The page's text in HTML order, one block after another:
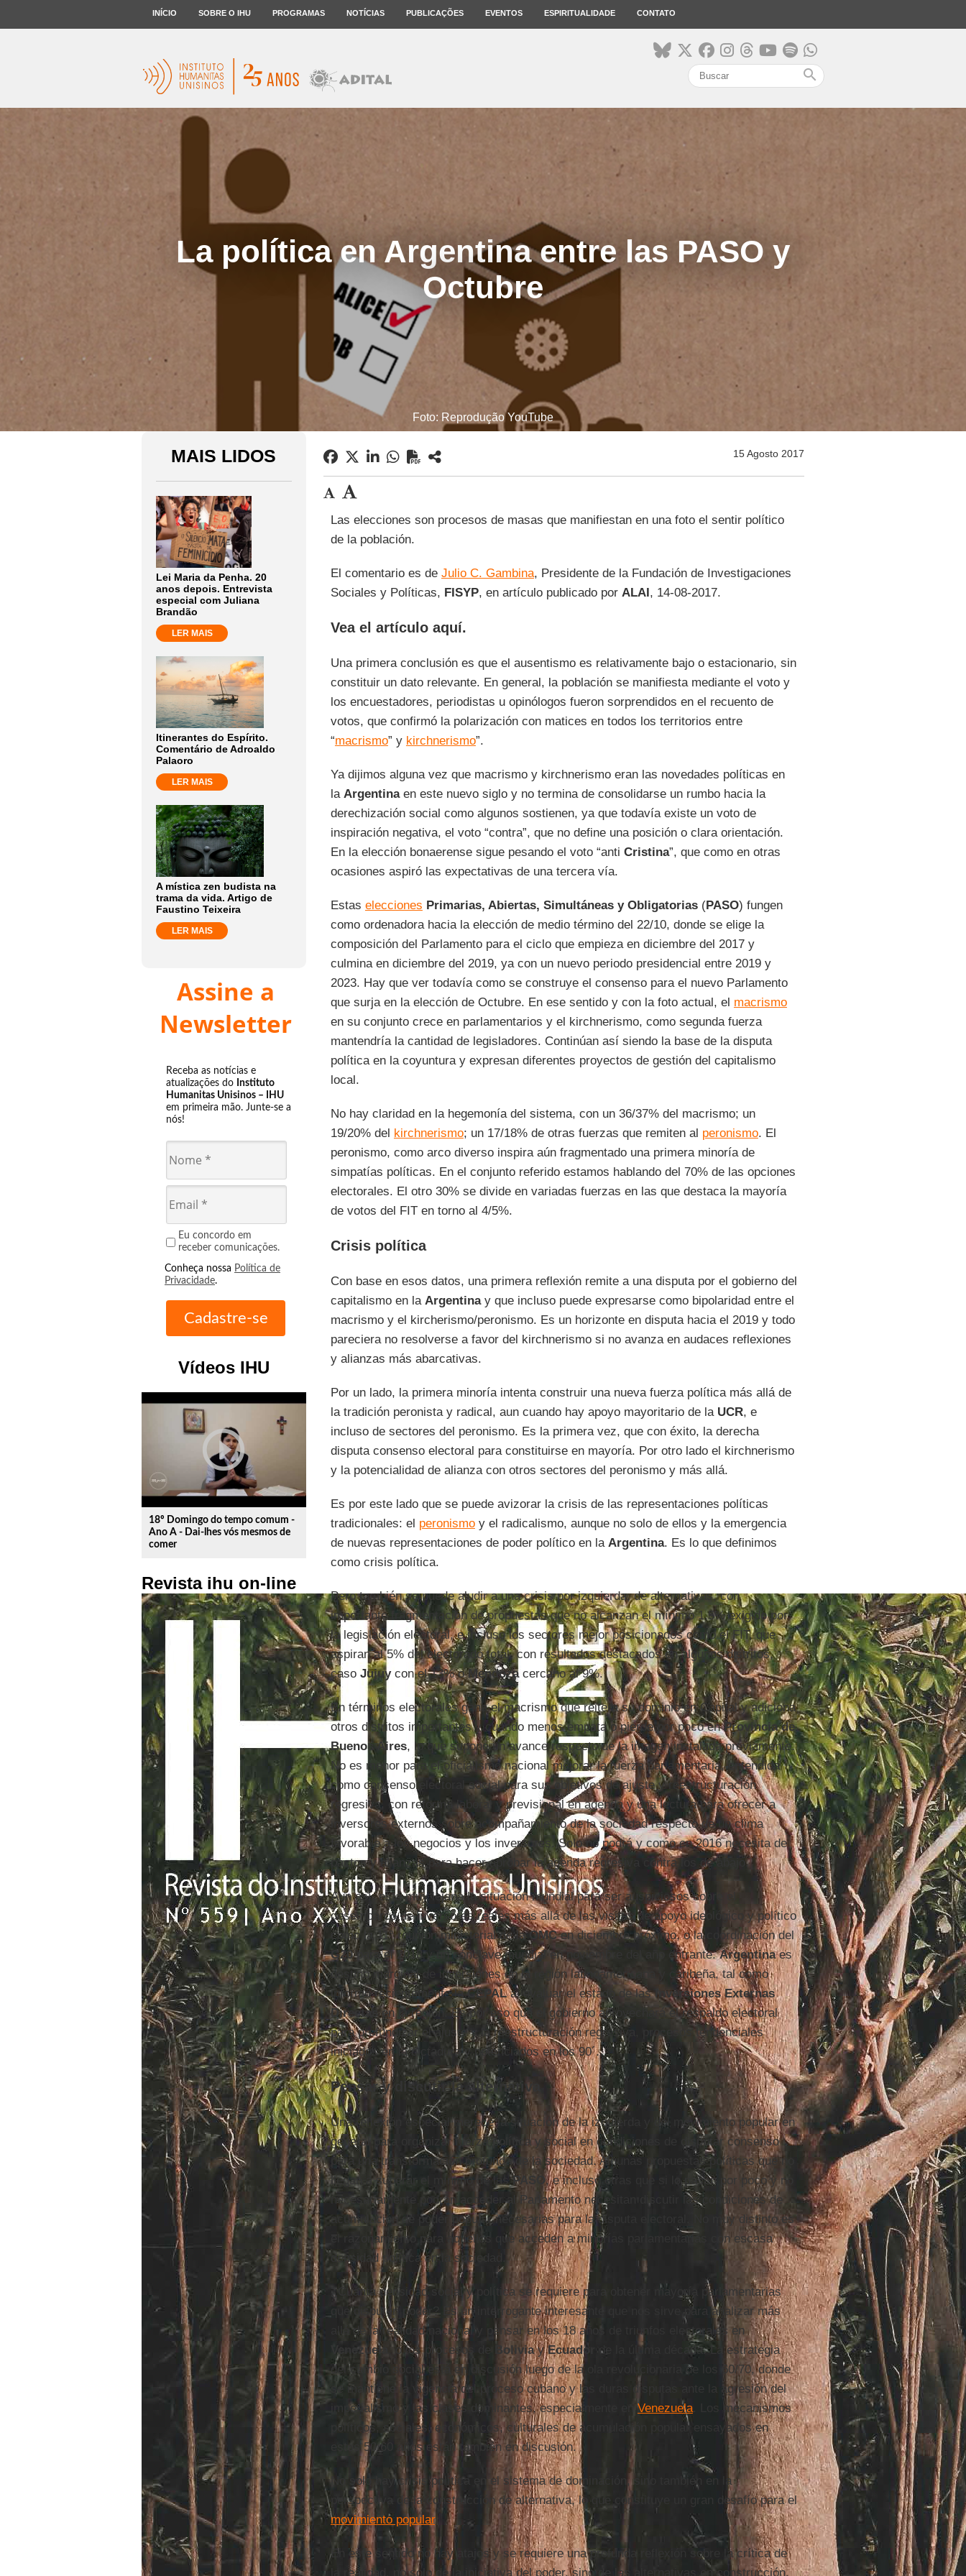
INÍCIO SOBRE O IHU PROGRAMAS NOTÍCIAS PUBLICAÇÕES EVENTOS ESPIRITUALIDADE CONTATO
search
La política en Argentina entre las PASO y
Octubre
Foto: Reprodução YouTube
MAIS LIDOS
Lei Maria da Penha. 20
anos depois. Entrevista
especial com Juliana
Brandão
LER MAIS
Itinerantes do Espírito.
Comentário de Adroaldo
Palaoro
LER MAIS
A mística zen budista na
trama da vida. Artigo de
Faustino Teixeira
LER MAIS
Assine a
Newsletter
Receba as notícias e
atualizações do Instituto
Humanitas Unisinos – IHU
em primeira mão. Junte-se a
nós!
Eu concordo em
receber comunicações.
Conheça nossa Política de
Privacidade.
Vídeos IHU
play_circle_outline
18º Domingo do tempo comum -
Ano A - Dai-lhes vós mesmos de
comer
Revista ihu on-line
15 Agosto 2017
Las elecciones son procesos de masas que manifiestan en una foto el sentir político
de la población.
El comentario es de Julio C. Gambina, Presidente de la Fundación de Investigaciones
Sociales y Políticas, FISYP, en artículo publicado por ALAI, 14-08-2017.
Vea el artículo aquí.
Una primera conclusión es que el ausentismo es relativamente bajo o estacionario, sin
constituir un dato relevante. En general, la población se manifiesta mediante el voto y
los encuestadores, periodistas u opinólogos fueron sorprendidos en el recuento de
votos, que confirmó la polarización con matices en todos los territorios entre
“macrismo” y kirchnerismo”.
Ya dijimos alguna vez que macrismo y kirchnerismo eran las novedades políticas en
la Argentinaen este nuevo siglo y no termina de consolidarse un rumbo hacia la
derechización social como algunos sostienen, ya que todavía existe un voto de
inspiración negativa, el voto “contra”, que no define una posición o clara orientación.
En la elección bonaerense sigue pesando el voto “anti Cristina”, que como en otras
ocasiones aspiró las expectativas de una tercera vía.
Estas elecciones Primarias, Abiertas, Simultáneas y Obligatorias(PASO) fungen
como ordenadora hacia la elección de medio término del 22/10, donde se elige la
composición del Parlamento para el ciclo que empieza en diciembre del 2017 y
culmina en diciembre del 2019, ya con un nuevo periodo presidencial entre 2019 y
2023. Hay que ver todavía como se construye el consenso para el nuevo Parlamento
que surja en la elección de Octubre. En ese sentido y con la foto actual, el macrismo
en su conjunto crece en parlamentarios y el kirchnerismo, como segunda fuerza
mantendría la cantidad de legisladores. Continúan así siendo la base de la disputa
política en la coyuntura y expresan diferentes proyectos de gestión del capitalismo
local.
No hay claridad en la hegemonía del sistema, con un 36/37% del macrismo; un
19/20% del kirchnerismo; un 17/18% de otras fuerzas que remiten al peronismo. El
peronismo, como arco diverso inspira aún fragmentado una primera minoría de
simpatías políticas. En el conjunto referido estamos hablando del 70% de las opciones
electorales. El otro 30% se divide en variadas fuerzas en las que destaca la mayoría
de votos del FIT en torno al 4/5%.
Crisis política
Con base en esos datos, una primera reflexión remite a una disputa por el gobierno del
capitalismo en la Argentinay que incluso puede expresarse como bipolaridad entre el
macrismo y el kircherismo/peronismo. Es un horizonte en disputa hacia el 2019 y todo
pareciera no resolverse a favor del kirchnerismo si no avanza en audaces reflexiones
y alianzas más abarcativas.
Por un lado, la primera minoría intenta construir una nueva fuerza política más allá de
la tradición peronista y radical, aun cuando hay apoyo mayoritario de la UCR, e
incluso de sectores del peronismo. Es la primera vez, que con éxito, la derecha
disputa consenso electoral para constituirse en mayoría. Por otro lado el kirchnerismo
y la potencialidad de alianza con otros sectores del peronismo y más allá.
Es por este lado que se puede avizorar la crisis de las representaciones políticas
tradicionales: el peronismoy el radicalismo, aunque no solo de ellos y la emergencia
de nuevas representaciones de poder político en la Argentina. Es lo que definimos
como crisis política.
Pero también se puede aludir a una crisis por izquierda, de alternativas, con
importante fragmentación de propuestas que no alcanzan el mínimo 1,5% exigido por
la legislación electoral, e incluso los sectores mejor posicionados como el FIT, que
aspiran al 5% del electorado total, con resultados destacados en algunos distritos,
caso Jujuycon el 13% oMendozacercano al 9%.
En términos electorales gana el macrismo que reitera su dominio en Capital y adiciona
otros distritos importantes y cuando menos empata o pierde por poco enProvincia de
Buenos Aires, lo que supone un avance respecto de la imagen instalada previamente.
No es menor para el oficialismo nacional mejorar la fuerza parlamentaria, entendida
como consenso electoral social para sus objetivos de ajuste y reestructuración
regresiva, con reforma laboral y previsional en agenda y una lectura para ofrecer a
inversores externos sobre acompañamiento de la sociedad respecto de un clima
favorable a los negocios y los inversores. Solo no podrá y como en 2016 necesita de
pactos y alianzas para hacer aprobar la agenda regresiva contra los de abajo.
Aun así, está muy lejana la situación mundial para ser auspiciosos sobre el
desembarco de inversores reales más allá de las visitas de apoyo ideológico y político
como la 11° reunión ministerial de laOMCen diciembre próximo, o la coordinación del
G20para el 2018 y un cónclave mundial en noviembre del año entrante.Argentinaes
destino marginal de inversiones en la región latinoamericana y caribeña, tal como
informó recientemente laCEPALal evaluar el estado de lasInversiones Externas
Directasen la región. Es por eso que el gobierno aprovechará el respaldo electoral
para profundizar el ajuste y la reestructuración regresiva, procesos tendenciales
iniciados en la dictadura y potenciados en los 90´.
Pensar y discutir la alternativa
Una reflexión especial merece la situación de la izquierda y del movimiento popular en
general para organizar fuerza política y social en condiciones de disputar consenso
para una transformación profunda de la sociedad. Algunas propuestas políticas que no
llegan a superar el mínimo de lasPASO, e incluso otras que si lo pasan por poco y no
necesariamente podrán acceder al Parlamento necesitan discutir las condiciones de
acumulación de poder popular necesarias para la disputa electoral. No muy distinto es
el razonamiento para aquellos que acceden a minorías parlamentarias con escasa
densidad política en la sociedad.
¿Cuánta densidad social y política se requiere para obtener mayoría parlamentarias
que disputen poder? Es un interrogante interesante que nos sirve para analizar más
allá de la realidad nacional y pensar en los 18 años de triunfos electorales en
Venezuela
, o los procesos de BoliviayEcuador de la última década. La estrategia
del cambio social está en discusión luego de la ola revolucionaria de los 60/70, donde
se mantiene la vigencia del proceso cubano y las duras disputas ante la agresión del
imperialismo y las clases dominantes, especialmente en Venezuela. Los mecanismos
políticos, sociales, económicos, culturales de acumulación popular ensayados en
estos 50/60 años están también en discusión.
No solo hay crisis política en el sistema de dominación, sino también en la
perspectiva de la construcción de alternativa, lo que constituye un gran desafío para el
movimiento popular.
En este sentido no hay atajos y se requiere una profunda reflexión sobre la crítica de
la realidad, no solo de la iniciativa del poder, sino de las alternativas en construcción.